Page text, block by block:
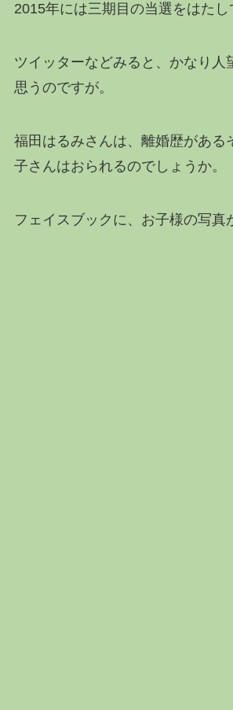
2015年には三期目の当選をはたし
ツイッターなどみると、かなり人
思うのですが。
福田はるみさんは、離婚歴がある
子さんはおられるのでしょうか。
フェイスブックに、お子様の写真